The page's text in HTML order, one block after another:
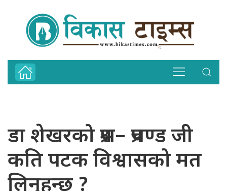
डा शेखरको प्रश्न– प्रचण्ड जी
कति पटक विश्वासको मत